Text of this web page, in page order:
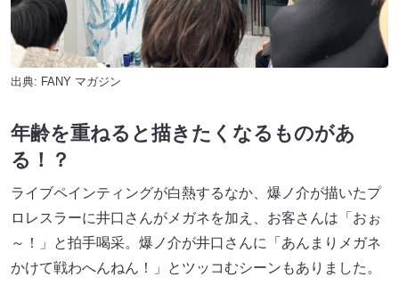
出典: FANY マガジン
年齢を重ねると描きたくなるものがあ
る！？
ライブペインティングが白熱するなか、爆ノ介が描いたプ
ロレスラーに井口さんがメガネを加え、お客さんは「おぉ
～！」と拍手喝采。爆ノ介が井口さんに「あんまりメガネ
かけて戦わへんねん！」とツッコむシーンもありました。